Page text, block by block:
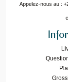
Appelez-nous au :